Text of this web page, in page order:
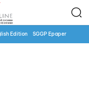
Edition SGGP Epaper